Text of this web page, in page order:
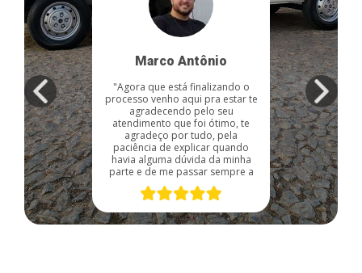
Marco Antônio
"Agora que está finalizando o
processo venho aqui pra estar te
agradecendo pelo seu
atendimento que foi ótimo, te
agradeço por tudo, pela
paciência de explicar quando
havia alguma dúvida da minha
parte e de me passar sempre a
melhor forma de resolver
quando acontecia alguma